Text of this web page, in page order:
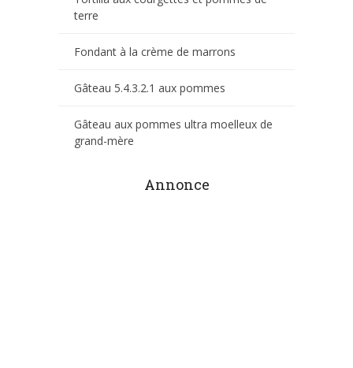
terre
Fondant à la crème de marrons
Gâteau 5.4.3.2.1 aux pommes
Gâteau aux pommes ultra moelleux de
grand-mère
Annonce